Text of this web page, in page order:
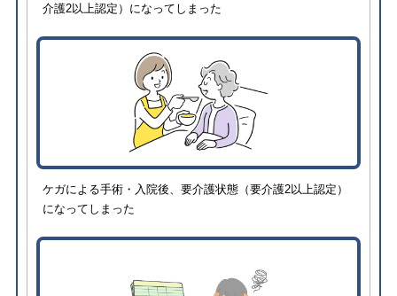
介護2以上認定）になってしまった
ケガによる手術・入院後、要介護状態（要介護2以上認定）
になってしまった